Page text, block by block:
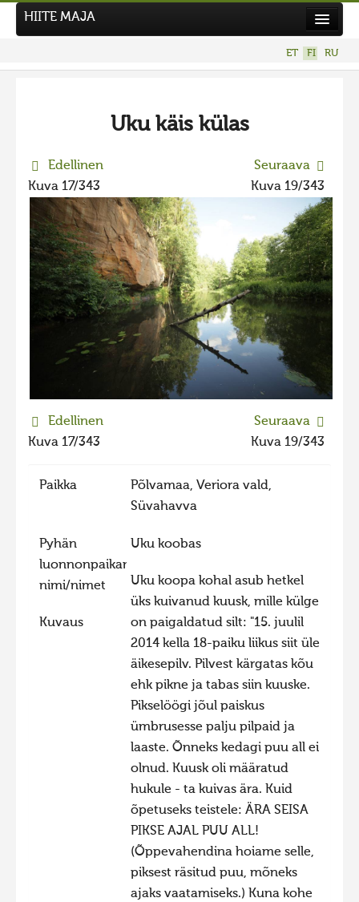
Hiite kuvavõistlus 2026
Hiisien kuvakilpailu 2025
2025 kuvakilpailu lisä
Liikuvad kuvad 2025
Hiisien kuvakilpailu 2024
2024 kuvakilpailu lisä
Liikkuvat kuvat 2024
Hiisien kuvakilpailu 2023
2023 kuvakilpailu lisä
Liikkuvat kuvat 2022
Liikkuvat kuvat 2021
Hiite kuvavõistlus 2020
Liikkuvat kuvat 2020
Hiite kuvavõistlus 2019
Hiite kuvavõistlus 2018
Hiite kuvavõistlus 2017
Hiite kuvavõistlus 2016
Hiite kuvavõistlus 2015
Hiite kuvavõistlus 2014
Hiite kuvavõistlus 2013
Hiite kuvavõistlus 2012
Hiite kuvavõistlus 2011
Hiite kuvavõistlus 2010
HIITE MAJA
ET FI RU
Uku käis külas
Edellinen
Kuva 17/343
Seuraava
Kuva 19/343
Edellinen
Kuva 17/343
Seuraava
Kuva 19/343
Paikka
Põlvamaa, Veriora vald,
Süvahavva
Pyhän
luonnonpaikan
nimi/nimet
Uku koobas
Kuvaus
Uku koopa kohal asub hetkel
üks kuivanud kuusk, mille külge
on paigaldatud silt: "15. juulil
2014 kella 18-paiku liikus siit üle
äikesepilv. Pilvest kärgatas kõu
ehk pikne ja tabas siin kuuske.
Pikselöögi jõul paiskus
ümbrusesse palju pilpaid ja
laaste. Õnneks kedagi puu all ei
olnud. Kuusk oli määratud
hukule - ta kuivas ära. Kuid
õpetuseks teistele: ÄRA SEISA
PIKSE AJAL PUU ALL!
(Õppevahendina hoiame selle,
piksest räsitud puu, mõneks
ajaks vaatamiseks.) Kuna kohe